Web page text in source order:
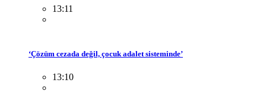
13:11
‘Çözüm cezada değil, çocuk adalet sisteminde’
13:10